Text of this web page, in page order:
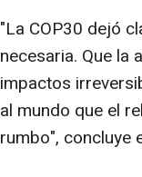
"La COP30 dejó
necesaria. Que la
impactos
al mundo que el
rumbo", concluye